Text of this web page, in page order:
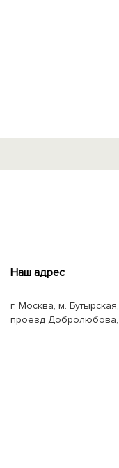
Наш адрес
г. Москва, м. Бутырская,
проезд Добролюбова,